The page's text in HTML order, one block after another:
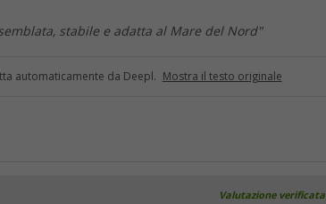
stabile e adatta al Mare del Nord"
automaticamente da Deepl. Mostra il testo originale
Valutazione verificata